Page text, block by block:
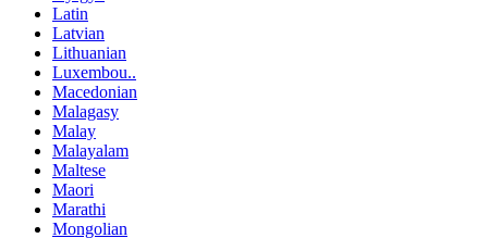
Latin
Latvian
Lithuanian
Luxembou..
Macedonian
Malagasy
Malay
Malayalam
Maltese
Maori
Marathi
Mongolian